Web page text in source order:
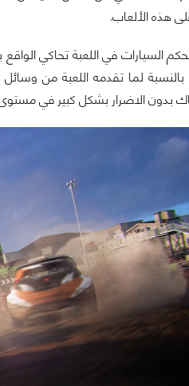
هذه الألعاب.
السيارات في اللعبة تحاكي
بالنسبة لما تقدمه اللعبة من
بدون الاضرار بشكل كبير في مستوى